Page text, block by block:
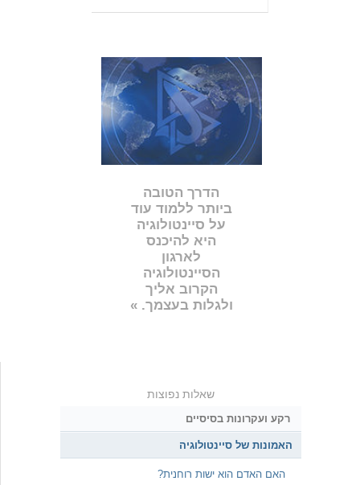
הדרך הטובה
ביותר ללמוד עוד
על סיינטולוגיה
היא להיכנס
לארגון
הסיינטולוגיה
הקרוב אליך
ולגלות בעצמך. »
שאלות נפוצות
רקע ועקרונות בסיסיים
האמונות של סיינטולוגיה
האם האדם הוא ישות רוחנית?